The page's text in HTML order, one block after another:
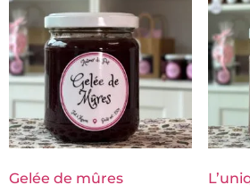
Gelée de mûres